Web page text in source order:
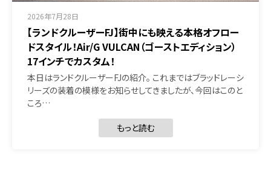
2026年7月28日
【ランドクルーザーFJ】街中にも映える本格オフロー
ドスタイル！Air/G VULCAN（ゴーストエディション）
17インチでカスタム！
本日はランドクルーザーFJの紹介。 これまではブラッドレーシ
リーズの装着の模様をお知らせしてきましたが、今回はこのと
ころ…
もっと読む